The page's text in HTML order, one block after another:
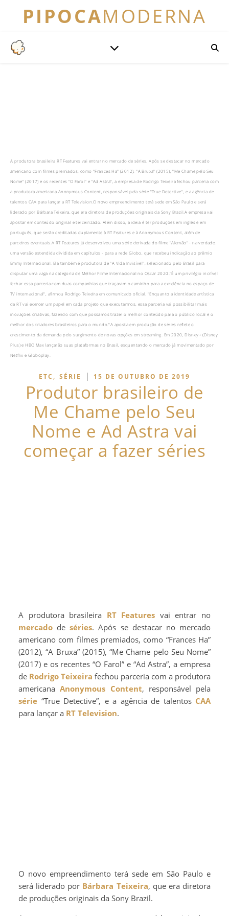
PIPOCAMODERNA
A produtora brasileira RT Features vai entrar no mercado de séries. Após se destacar no mercado
americano com filmes premiados, como "Frances Ha" (2012), "A Bruxa" (2015), "Me Chame pelo Seu
Nome" (2017) e os recentes "O Farol" e "Ad Astra", a empresa de Rodrigo Teixeira fechou parceria com
a produtora americana Anonymous Content, responsável pela série "True Detective", e a agência de
talentos CAA para lançar a RT Television.O novo empreendimento terá sede em São Paulo e será
liderado por Bárbara Teixeira, que era diretora de produções originais da Sony Brazil.A empresa vai
apostar em conteúdo original e terceirizado. Além disso, a ideia é ter produções em inglês e em
português, que serão creditadas duplamente à RT Features e à Anonymous Content, além de
parceiros eventuais.A RT Features já desenvolveu uma série derivada do filme "Alemão" - na verdade,
uma versão estendida dividida em capítulos - para a rede Globo, que recebeu indicação ao prêmio
Emmy Internacional. Ela também é produtora de "A Vida Invisível", selecionado pelo Brasil para
disputar uma vaga na categoria de Melhor Filme Internacional no Oscar 2020."É um privilégio incrível
fechar essa parceria com duas companhias que traçaram o caminho para a excelência no espaço de
TV internacional", afirmou Rodrigo Teixeira em comunicado oficial. "Enquanto a identidade artística
da RT vai exercer um papel em cada projeto que executarmos, essa parceria vai possibilitar mais
inovações criativas, fazendo com que possamos trazer o melhor conteúdo para o público local e o
melhor dos criadores brasileiros para o mundo."A aposta em produção de séries reflete o
crescimento da demanda pelo surgimento de novas opções em streaming. Em 2020, Disney+ (Disney
Plus) e HBO Max lançarão suas plataformas no Brasil, esquentando o mercado já movimentado por
Netflix e Globoplay.
ETC , SÉRIE | 15 DE OUTUBRO DE 2019
Produtor brasileiro de
Me Chame pelo Seu
Nome e Ad Astra vai
começar a fazer séries
A produtora brasileira RT Features vai entrar no
mercado deséries. Após se destacar no mercado
americano com filmes premiados, como “Frances Ha”
(2012), “A Bruxa” (2015), “Me Chame pelo Seu Nome”
(2017) e os recentes “O Farol” e “Ad Astra”, a empresa
de Rodrigo Teixeira fechou parceria com a produtora
americanaAnonymous Content, responsável pela
série “True Detective”, e a agência de talentos CAA
para lançar a RT Television.
O novo empreendimento terá sede em São Paulo e
será liderado por Bárbara Teixeira, que era diretora
de produções originais da Sony Brazil.